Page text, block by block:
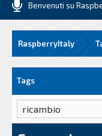
Benvenuti su
RaspberryItaly
Tags